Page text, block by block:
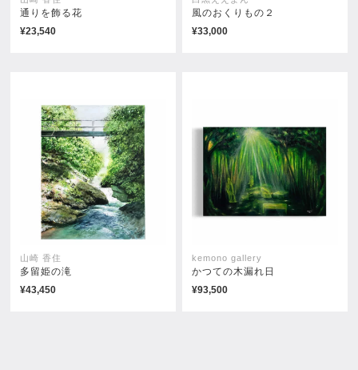
通りを飾る花
¥23,540
風のおくりもの２
¥33,000
山崎 香住
多留姫の滝
¥43,450
kemono gallery
かつての木漏れ日
¥93,500